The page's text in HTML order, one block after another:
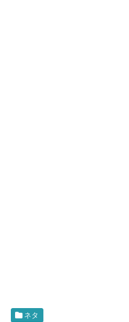
ネタ